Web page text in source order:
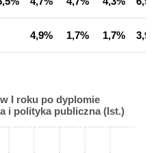
4,9% 1,7% 1,7%
I roku po dyplomie
i polityka publiczna (Ist.)